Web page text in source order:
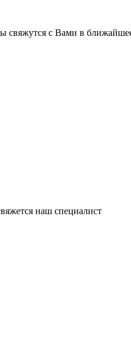
с Вами в
наш специалист